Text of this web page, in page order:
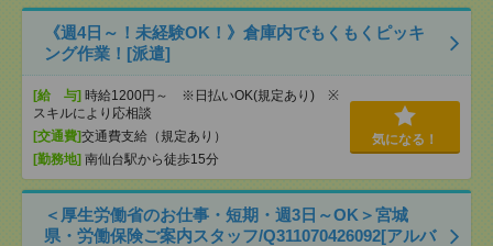
《週4日～！未経験OK！》倉庫内でもくもくピッキ
ング作業！[派遣]
[給 与] 時給1200円～ ※日払いOK(規定あり) ※
スキルにより応相談
[交通費]交通費支給（規定あり）
[勤務地] 南仙台駅から徒歩15分
気になる！
＜厚生労働省のお仕事・短期・週3日～OK＞宮城
県・労働保険ご案内スタッフ/Q311070426092[アルバ